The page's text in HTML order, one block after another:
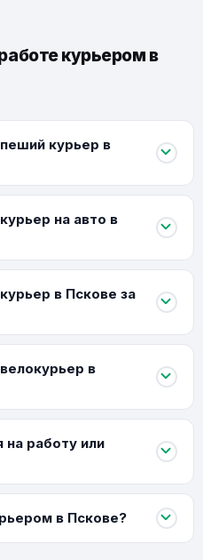
курьером в
курьер в
на авто в
в Пскове за
в
работу или
в Пскове?